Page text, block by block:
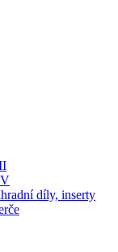
díly, inserty